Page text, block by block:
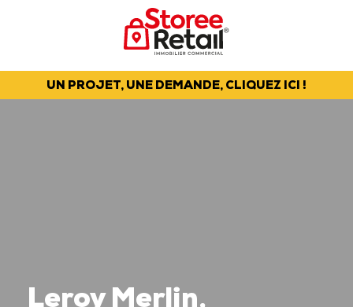
UN PROJET, UNE DEMANDE, CLIQUEZ ICI !
Leroy Merlin,